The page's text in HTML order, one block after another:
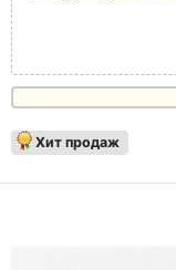
Хит продаж